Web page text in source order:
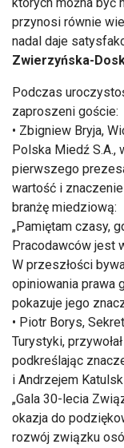
przynosi równie
nadal daje
Zwierzyńska-
Podczas
zaproszeni goście:
• Zbigniew Bryja,
Polska Miedź S.A.,
pierwszego
wartość i
branżę miedziową:
„Pamiętam czasy,
Pracodawców jest
W przeszłości
opiniowania prawa
pokazuje jego
• Piotr Borys,
Turystyki,
podkreślając
i Andrzejem
„Gala 30-lecia
okazja do
rozwój związku